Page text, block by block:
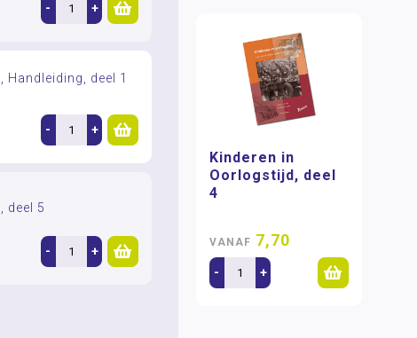
- +
deel 1
- +
deel 5
- +
Kinderen in
Oorlogstijd, deel
4
VANAF 7,70
- +